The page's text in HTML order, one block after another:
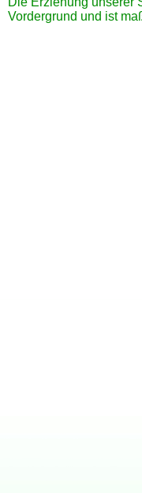
Vordergrund und ist